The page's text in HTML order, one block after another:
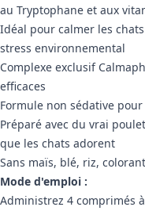
au Tryptophane et aux
Idéal pour calmer les
stress environnemental
Complexe exclusif
efficaces
Formule non sédative
Préparé avec du vrai
que les chats adorent
Sans maïs, blé, riz,
Mode d'emploi :
Administrez 4 comprimés